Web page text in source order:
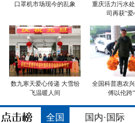
口罩机市场现今的乱象
重庆活力污水
司再获“爱
数九寒天爱心传递 大雪纷
飞温暖人间
全国科普惠农
傅以伦跨
全国 国内·国际